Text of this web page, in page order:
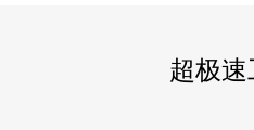
超极速